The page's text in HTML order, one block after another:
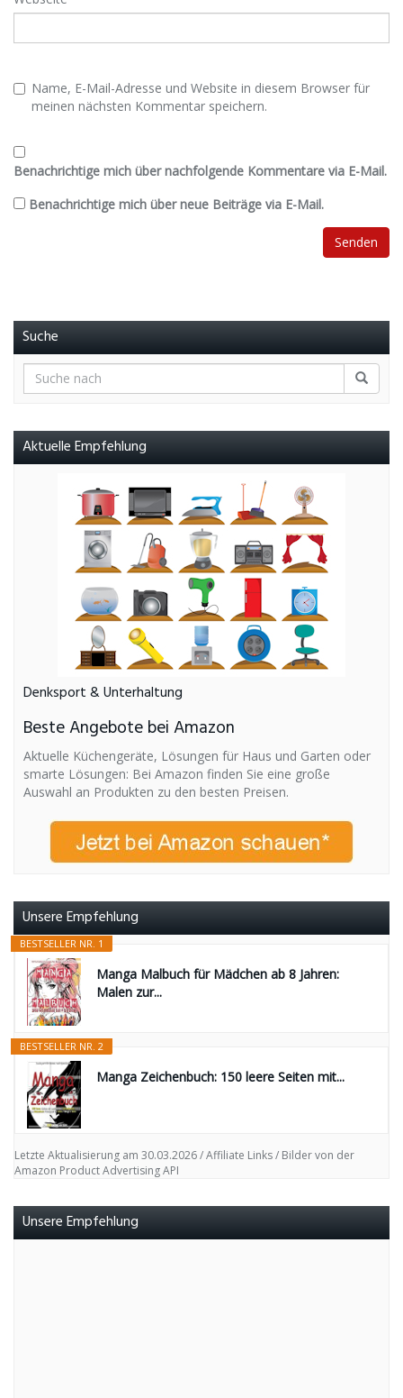
Name, E-Mail-Adresse und Website in diesem Browser für
meinen nächsten Kommentar speichern.
Benachrichtige mich über nachfolgende Kommentare via E-Mail.
Benachrichtige mich über neue Beiträge via E-Mail.
Suche
Aktuelle Empfehlung
Denksport & Unterhaltung
Beste Angebote bei Amazon
Aktuelle Küchengeräte, Lösungen für Haus und Garten oder
smarte Lösungen: Bei Amazon finden Sie eine große
Auswahl an Produkten zu den besten Preisen.
Unsere Empfehlung
BESTSELLER NR. 1
Manga Malbuch für Mädchen ab 8 Jahren:
Malen zur...
BESTSELLER NR. 2
Manga Zeichenbuch: 150 leere Seiten mit...
Letzte Aktualisierung am 30.03.2026 / Affiliate Links / Bilder von der
Amazon Product Advertising API
Unsere Empfehlung